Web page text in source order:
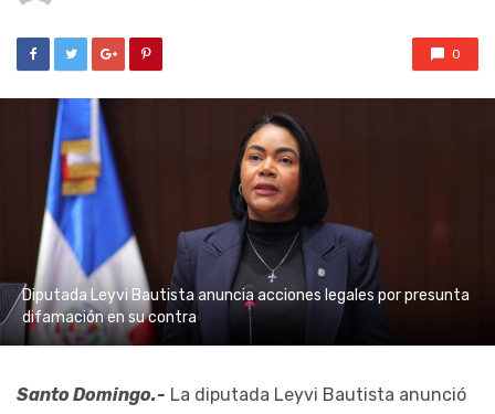
0
Diputada Leyvi Bautista anuncia acciones legales por presunta
difamación en su contra
Santo Domingo.- La diputada Leyvi Bautista anunció